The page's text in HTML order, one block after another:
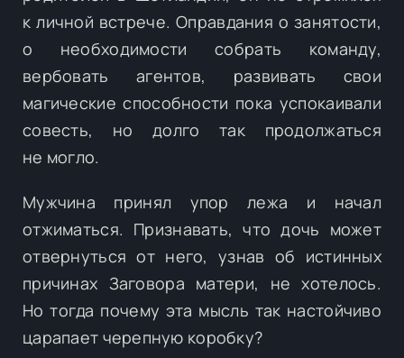
к личной встрече. Оправдания о занятости,
о необходимости собрать команду,
вербовать агентов, развивать свои
магические способности пока успокаивали
совесть, но долго так продолжаться
не могло.
Мужчина принял упор лежа и начал
отжиматься. Признавать, что дочь может
отвернуться от него, узнав об истинных
причинах Заговора матери, не хотелось.
Но тогда почему эта мысль так настойчиво
царапает черепную коробку?